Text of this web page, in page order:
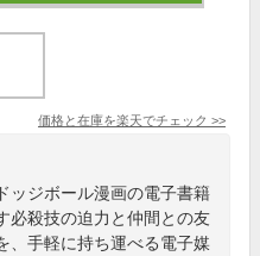
価格と在庫を楽天でチェック >>
ッジボール漫画の電子書籍
必殺技の迫力と仲間との友
、手軽に持ち運べる電子媒